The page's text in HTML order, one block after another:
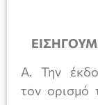
Α. Την
τον ορισμό